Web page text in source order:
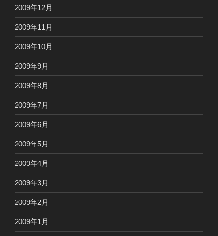
2009年12月
2009年11月
2009年10月
2009年9月
2009年8月
2009年7月
2009年6月
2009年5月
2009年4月
2009年3月
2009年2月
2009年1月